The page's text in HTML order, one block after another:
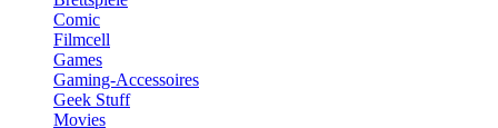
Comic
Filmcell
Games
Gaming-Accessoires
Geek Stuff
Movies